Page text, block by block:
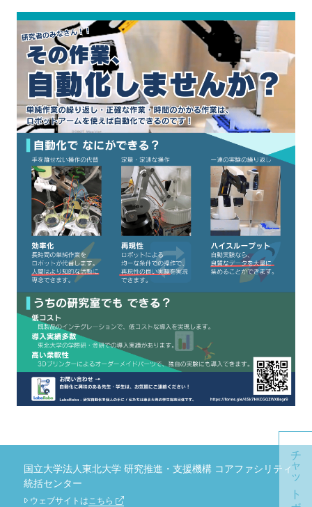
国立大学法人東北大学 研究推進・支援機構 コアファシリティ
統括センター
ウェブサイトは こちら